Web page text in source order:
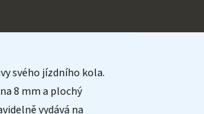
svého jízdního kola.
8 mm a plochý
vydává na